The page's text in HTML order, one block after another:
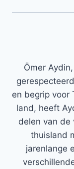
Ömer
en begrip voor
land, heeft
delen van de
thuisland
jarenlange